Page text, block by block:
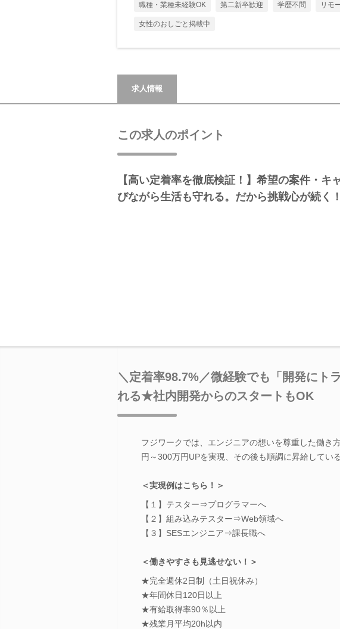
職種・業種未経験OK 第二新卒歓迎 学歴不問 リモ
女性のおしごと掲載中
求人情報
この求人のポイント
【高い定着率を徹底検証！】希望の案件・キ
びながら生活も守れる。だから挑戦心が続く！
＼定着率98.7%／微経験でも「開発にト
れる★社内開発からのスタートもOK
フジワークでは、エンジニアの想いを尊重した働き
円～300万円UPを実現、その後も順調に昇給してい
＜実現例はこちら！＞
【１】テスター⇒プログラマーへ
【２】組み込みテスター⇒Web領域へ
【３】SESエンジニア⇒課長職へ
＜働きやすさも見逃せない！＞
★完全週休2日制（土日祝休み）
★年間休日120日以上
★有給取得率90％以上
★残業月平均20h以内